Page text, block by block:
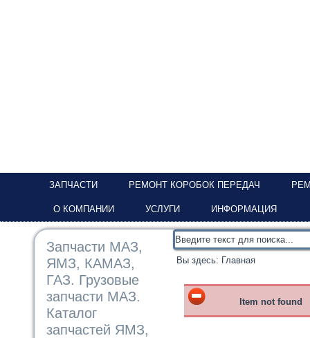
ЗАПЧАСТИ РЕМОНТ КОРОБОК ПЕРЕДАЧ
О КОМПАНИИ УСЛУГИ ИНФОРМАЦИЯ
Запчасти МАЗ,
ЯМЗ, КАМАЗ,
ГАЗ. Грузовые
запчасти МАЗ.
Каталог
запчастей ЯМЗ,
Вы здесь: Главная
Item not found